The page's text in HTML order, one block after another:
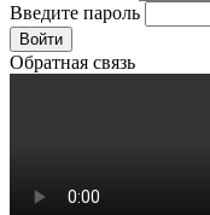
Введите пароль
Войти
Обратная связь